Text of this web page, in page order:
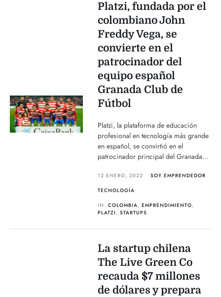
Platzi, fundada por el
colombiano John
Freddy Vega, se
convierte en el
patrocinador del
equipo español
Granada Club de
Fútbol
Platzi, la plataforma de educación
profesional en tecnología más grande
en español, se convirtió en el
patrocinador principal del Granada...
12 ENERO, 2022
SOY EMPRENDEDOR
TECNOLOGÍA
IN:COLOMBIA,EMPRENDIMIENTO,
PLATZI ,STARTUPS
La startup chilena
The Live Green Co
recauda $7 millones
de dólares y prepara